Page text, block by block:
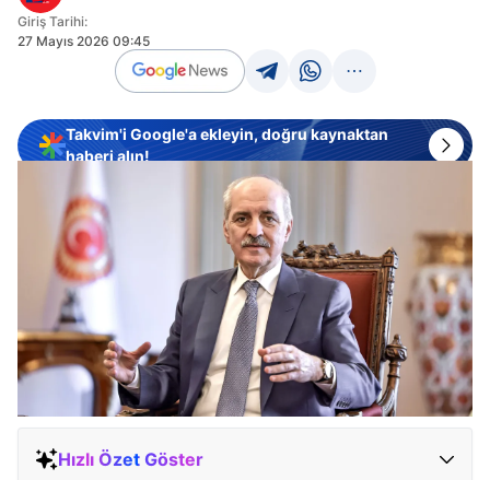
Giriş Tarihi:
27 Mayıs 2026 09:45
Takvim'i Google'a ekleyin, doğru kaynaktan
haberi alın!
Hızlı Özet Göster